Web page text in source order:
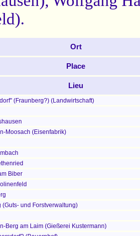
Ort
Place
Lieu
(Fraunberg?) (Landwirtschaft)
Moosach (Eisenfabrik)
Biber
(Guts- und Forstverwaltung)
Berg am Laim (Gießerei Kustermann)